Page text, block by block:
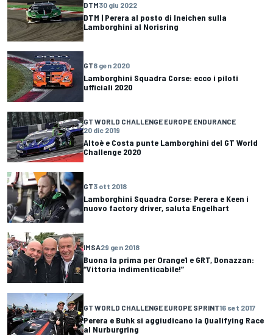
DTM30 giu 2022
DTM | Perera al posto di Ineichen sulla
Lamborghini al Norisring
GT8 gen 2020
Lamborghini Squadra Corse: ecco i piloti
ufficiali 2020
GT WORLD CHALLENGE EUROPE ENDURANCE
20 dic 2019
Altoè e Costa punte Lamborghini del GT World
Challenge 2020
GT3 ott 2018
Lamborghini Squadra Corse: Perera e Keen i
nuovo factory driver, saluta Engelhart
IMSA29 gen 2018
Buona la prima per Orange1 e GRT, Donazzan:
“Vittoria indimenticabile!”
GT WORLD CHALLENGE EUROPE SPRINT16 set 2017
Perera e Buhk si aggiudicano la Qualifying Race
al Nurburgring